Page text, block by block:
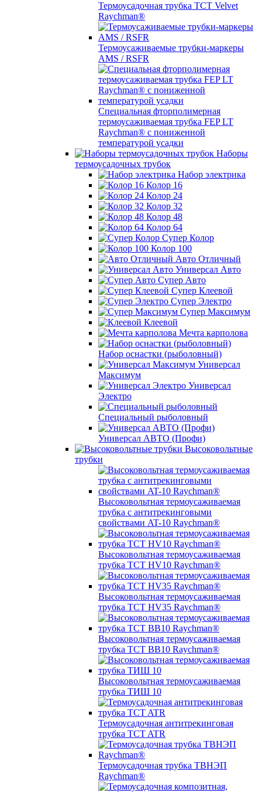
Термоусадочная трубка TCT Velvet
Raychman®
Термоусаживаемые трубки-маркеры
AMS / RSFR
Специальная фторполимерная
термоусаживаемая трубка FEP LT
Raychman® с пониженной
температурой усадки
Наборы
термоусадочных трубок
Набор электрика
Колор 16
Колор 24
Колор 32
Колор 48
Колор 64
Супер Колор
Колор 100
Авто Отличный
Универсал Авто
Супер Авто
Супер Клеевой
Супер Электро
Супер Максимум
Клеевой
Мечта карполова
Набор оснастки (рыболовный)
Универсал
Максимум
Универсал
Электро
Специальный рыболовный
Универсал АВТО (Профи)
Высоковольтные
трубки
Высоковольтная термоусаживаемая
трубка с антитрекинговыми
свойствами AT-10 Raychman®
Высоковольтная термоусаживаемая
трубка TCT HV10 Raychman®
Высоковольтная термоусаживаемая
трубка TCT HV35 Raychman®
Высоковольтная термоусаживаемая
трубка TCT BB10 Raychman®
Высоковольтная термоусаживаемая
трубка ТИШ 10
Термоусадочная антитрекинговая
трубка TCT ATR
Термоусадочная трубка ТВНЭП
Raychman®